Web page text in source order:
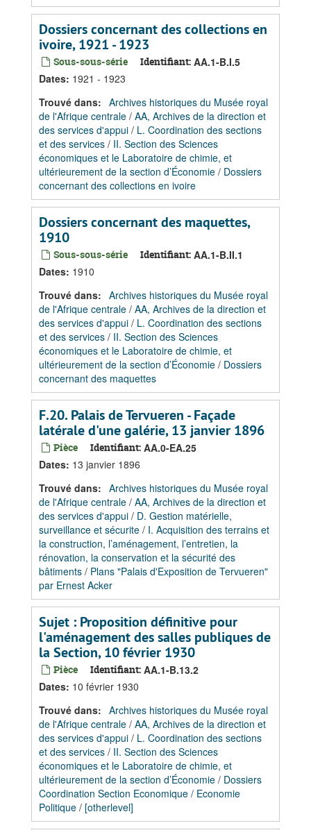
Dossiers concernant des collections en
ivoire, 1921 - 1923
Sous-sous-série Identifiant: AA.1-B.I.5
Dates: 1921 - 1923
Trouvé dans: Archives historiques du Musée royal
de l'Afrique centrale / AA, Archives de la direction et
des services d'appui / L. Coordination des sections
et des services / II. Section des Sciences
économiques et le Laboratoire de chimie, et
ultérieurement de la section d’Économie / Dossiers
concernant des collections en ivoire
Dossiers concernant des maquettes,
1910
Sous-sous-série Identifiant: AA.1-B.II.1
Dates: 1910
Trouvé dans: Archives historiques du Musée royal
de l'Afrique centrale / AA, Archives de la direction et
des services d'appui / L. Coordination des sections
et des services / II. Section des Sciences
économiques et le Laboratoire de chimie, et
ultérieurement de la section d’Économie / Dossiers
concernant des maquettes
F.20. Palais de Tervueren - Façade
latérale d'une galérie, 13 janvier 1896
Pièce Identifiant: AA.0-EA.25
Dates: 13 janvier 1896
Trouvé dans: Archives historiques du Musée royal
de l'Afrique centrale / AA, Archives de la direction et
des services d'appui / D. Gestion matérielle,
surveillance et sécurite / I. Acquisition des terrains et
la construction, l’aménagement, l’entretien, la
rénovation, la conservation et la sécurité des
bâtiments / Plans "Palais d'Exposition de Tervueren"
par Ernest Acker
Sujet : Proposition définitive pour
l'aménagement des salles publiques de
la Section, 10 février 1930
Pièce Identifiant: AA.1-B.13.2
Dates: 10 février 1930
Trouvé dans: Archives historiques du Musée royal
de l'Afrique centrale / AA, Archives de la direction et
des services d'appui / L. Coordination des sections
et des services / II. Section des Sciences
économiques et le Laboratoire de chimie, et
ultérieurement de la section d’Économie / Dossiers
Coordination Section Economique / Economie
Politique / [otherlevel]